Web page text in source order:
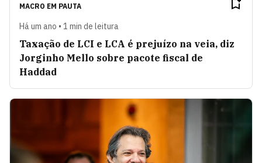
MACRO EM PAUTA
Há um ano • 1 min de leitura
Taxação de LCI e LCA é prejuízo na veia, diz
Jorginho Mello sobre pacote fiscal de
Haddad